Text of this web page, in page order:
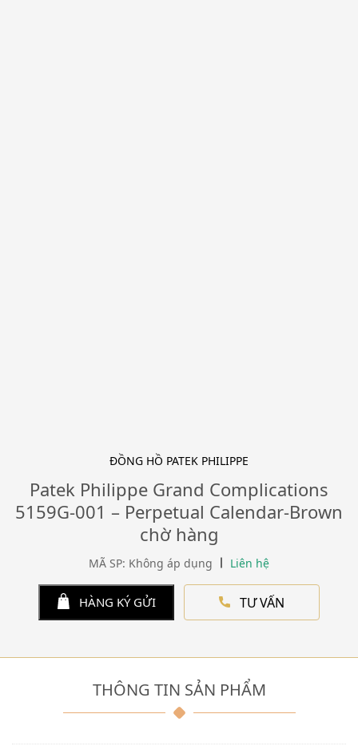
ĐỒNG HỒ PATEK PHILIPPE
Patek Philippe Grand Complications
5159G-001 – Perpetual Calendar-Brown
chờ hàng
MÃ SP: Không áp dụng Liên hệ
HÀNG KÝ GỬI TƯ VẤN
THÔNG TIN SẢN PHẨM